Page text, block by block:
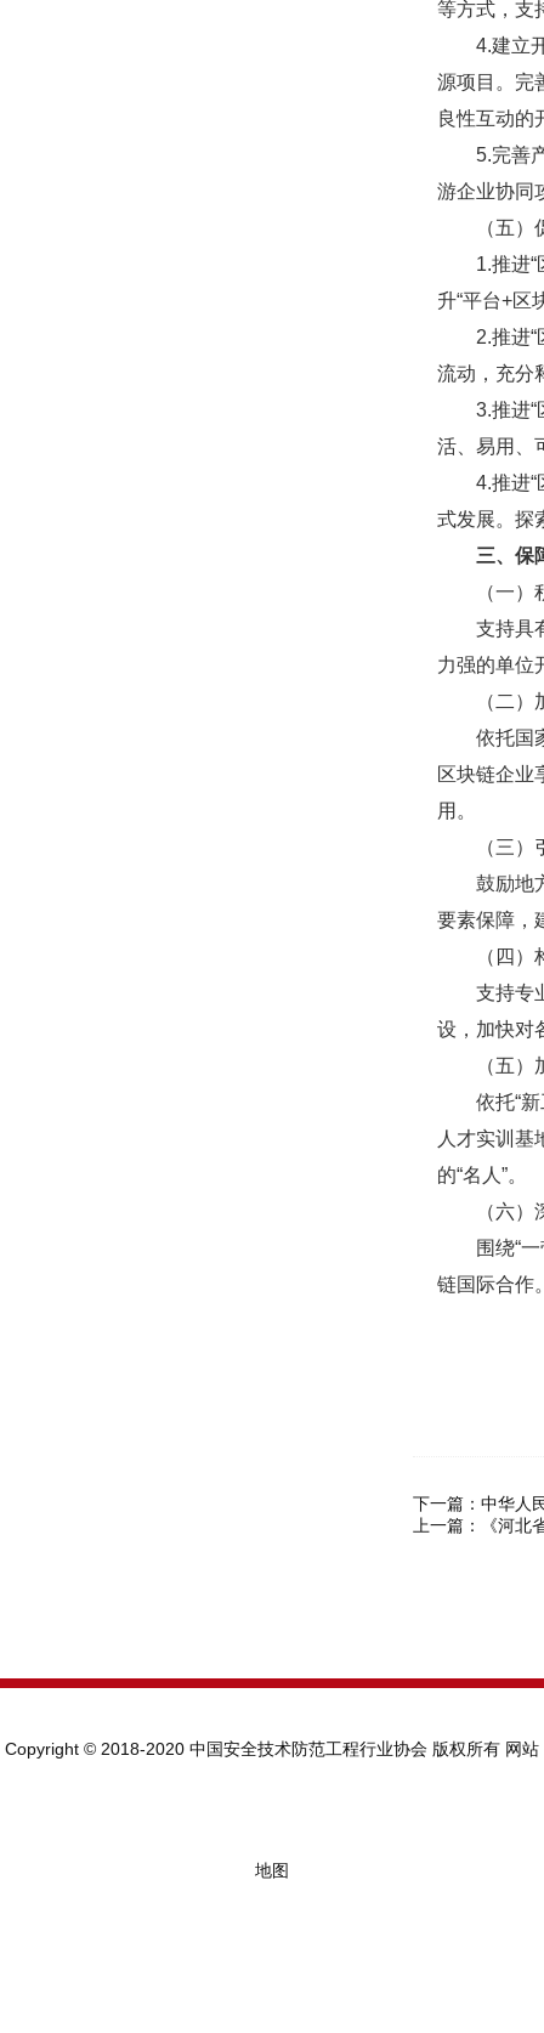
等方式，支
4.建立开
源项目。完
良性互动的
5.完善产
游企业协同
（五）促
1.推进“区
升“平台+区
2.推进“区
流动，充分
3.推进“区
活、易用、
4.推进“区
式发展。探
三、保
（一）积
支持具有
力强的单位
（二）加
依托国家
区块链企业
用。
（三）引
鼓励地方
要素保障，
（四）构
支持专业
设，加快对
（五）加
依托“新工
人才实训基
的“名人”。
（六）深
围绕“一带
链国际合作
下一篇： 中华人
上一篇：
《河
Copyright © 2018-2020 中国安全技术防范工程行业协会 版权所有 网站
地图